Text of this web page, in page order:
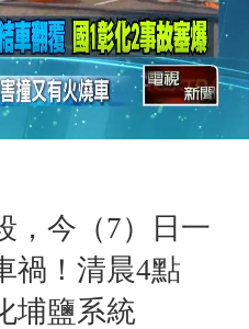
，今（7）日一
禍！清晨4點
埔鹽系統